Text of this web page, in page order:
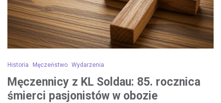
Historia Męczeństwo Wydarzenia
Męczennicy z KL Soldau: 85. rocznica
śmierci pasjonistów w obozie